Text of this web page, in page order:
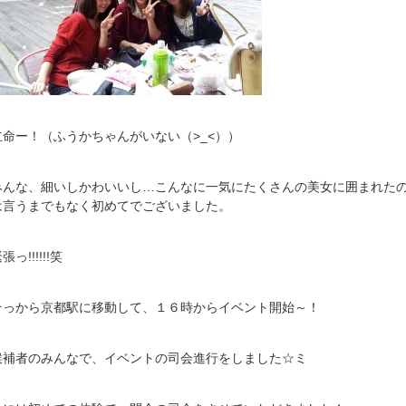
命ー！（ふうかちゃんがいない（>_<））
んな、細いしかわいいし…こんなに一気にたくさんの美女に囲まれた
言うまでもなく初めてでございました。
張っ!!!!!!笑
っから京都駅に移動して、１６時からイベント開始～！
補者のみんなで、イベントの司会進行をしました☆ミ